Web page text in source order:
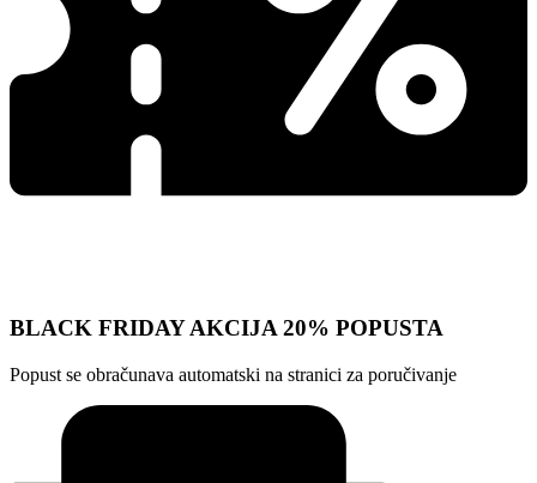
BLACK FRIDAY AKCIJA 20% POPUSTA
Popust se obračunava automatski na stranici za poručivanje